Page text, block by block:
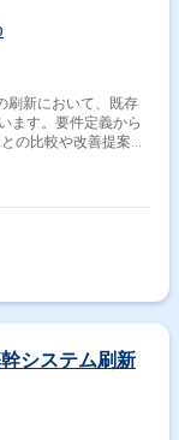
ます。要件定義から
の比較や改善提案も
システム刷新